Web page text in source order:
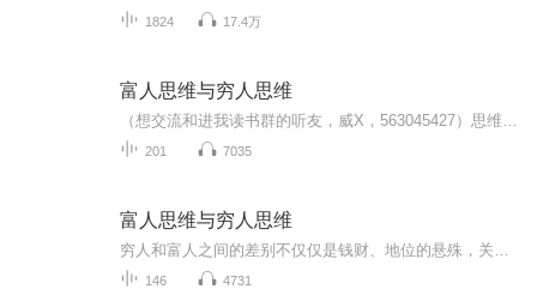
1824 17.4万
富人思维与穷人思维
201 7035
富人思维与穷人思维
146 4731